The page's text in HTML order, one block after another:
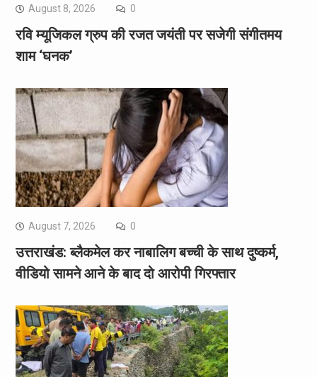
August 8, 2026 0
रवि म्यूजिकल ग्रुप की रजत जयंती पर सजेगी संगीतमय
शाम ‘घनक’
August 7, 2026 0
उत्तराखंड: ब्लैकमेल कर नाबालिग बच्ची के साथ दुष्कर्म,
वीडियो सामने आने के बाद दो आरोपी गिरफ्तार